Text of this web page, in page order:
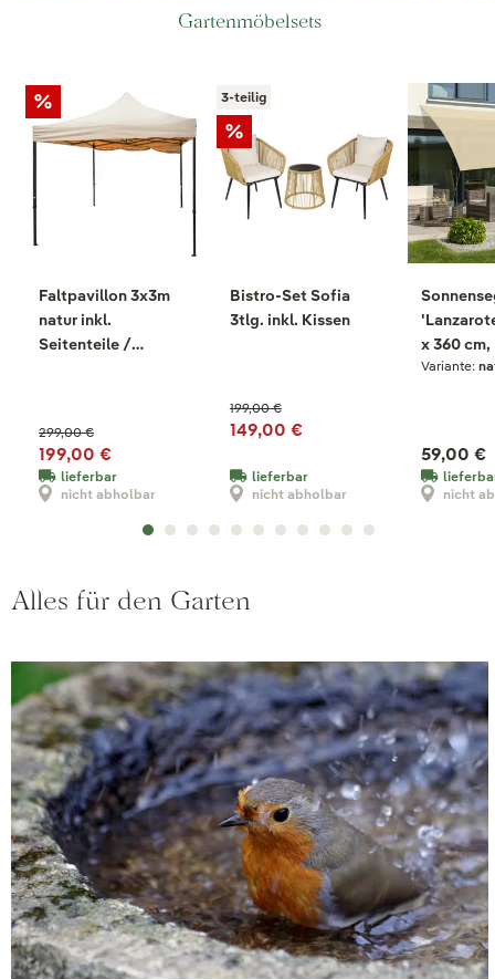
Gartenmöbelsets
Faltpavillon 3x3m
natur inkl.
Seitenteile /
299,00 €
199,00 €
lieferbar
nicht abholbar
3-teilig
Bistro-Set Sofia
3tlg. inkl. Kissen
199,00 €
149,00 €
lieferbar
nicht abholbar
x 360 cm,
Variante:
59,00 €
nicht
Alles für den Garten